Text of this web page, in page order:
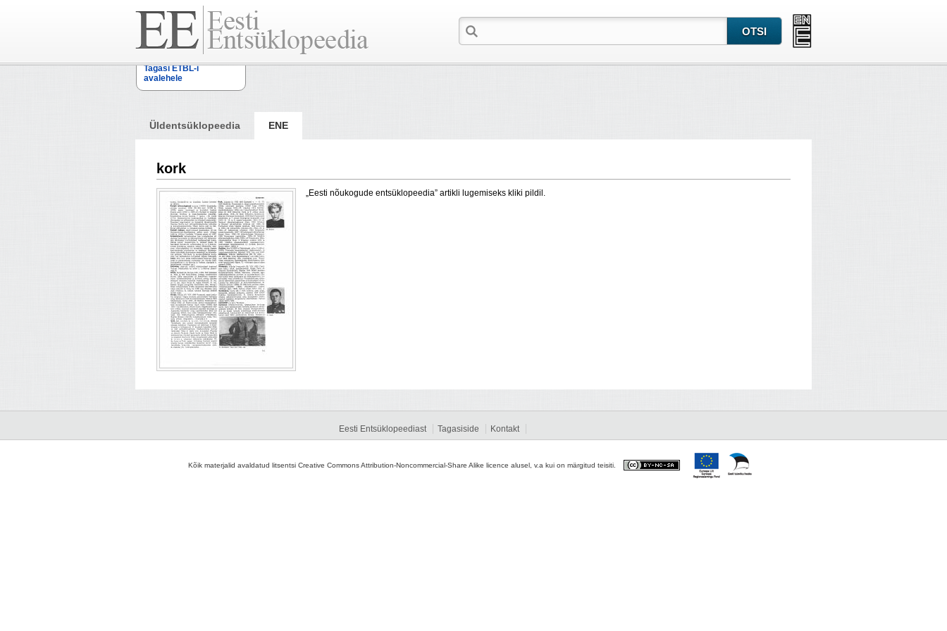
Tagasi ETBL-i
avalehele
Üldentsüklopeedia ENE
kork
„Eesti nõukogude entsüklopeedia” artikli lugemiseks kliki pildil.
Eesti Entsüklopeediast Tagasiside Kontakt
Kõik materjalid avaldatud litsentsi Creative Commons Attribution-Noncommercial-Share Alike licence alusel, v.a kui on märgitud teisiti.